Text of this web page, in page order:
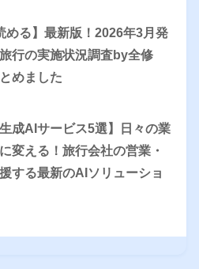
める】最新版！2026年3月発
行の実施状況調査by全修
めました
生成AIサービス5選】日々の業
変える！旅行会社の営業・
する最新のAIソリューショ